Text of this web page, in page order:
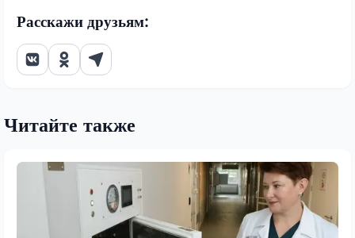
Расскажи друзьям:
Читайте также